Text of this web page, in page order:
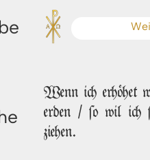
Wenn ich erhöhet
erden / ſo wil ich
ziehen.